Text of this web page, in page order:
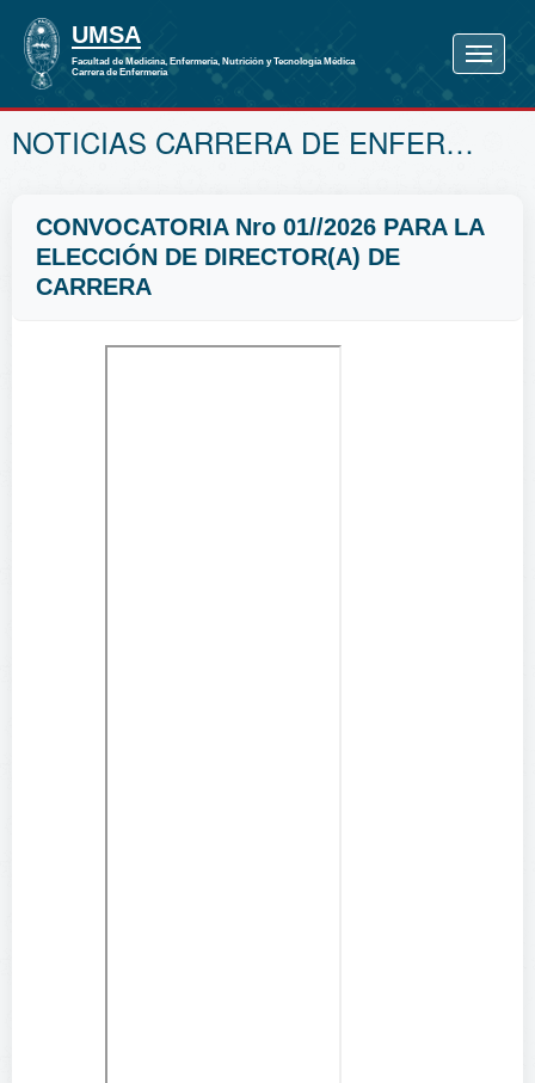
NOTICIAS CARRERA DE ENFERMERÍA
CONVOCATORIA Nro 01//2026 PARA LA
ELECCIÓN DE DIRECTOR(A) DE
CARRERA